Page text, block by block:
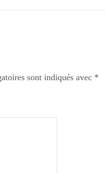
sont indiqués avec *